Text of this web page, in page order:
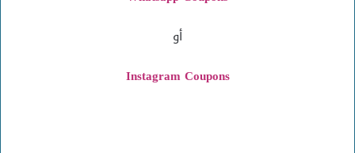
أو
Coupons
Instagram